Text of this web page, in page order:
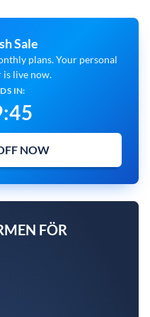
Sale
plans. Your personal
live now.
IN:
:43
NOW
FÖR